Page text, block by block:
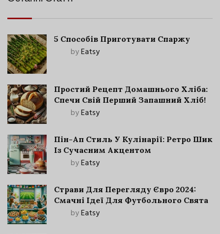
5 Способів Приготувати Спаржу
byEatsy
Простий Рецепт Домашнього Хліба:
Спечи Свій Перший Запашний Хліб!
byEatsy
Пін-Ап Стиль У Кулінарії: Ретро Шик
Із Сучасним Акцентом
byEatsy
Страви Для Перегляду Євро 2024:
Смачні Ідеї Для Футбольного Свята
byEatsy